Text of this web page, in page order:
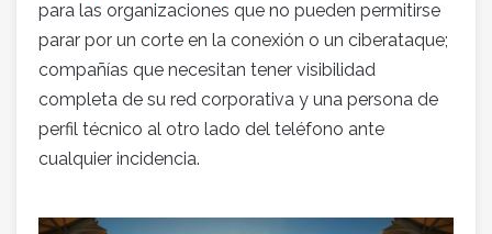
para las organizaciones que no pueden permitirse
parar por un corte en la conexión o un ciberataque;
compañías que necesitan tener visibilidad
completa de su red corporativa y una persona de
perfil técnico al otro lado del teléfono ante
cualquier incidencia.